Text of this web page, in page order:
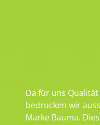
Da für uns
bedrucken wir
Marke Bauma.